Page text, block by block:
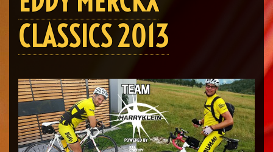
CLASSICS 2013